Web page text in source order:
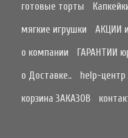
готовые торты
мягкие игрушки
АКЦИИ
о компании
ГАРАНТИИ
о Доставке..
help-
корзина ЗАКАЗОВ